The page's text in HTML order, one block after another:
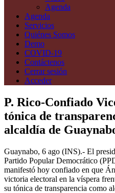
Agenda
Agenda
Servicios
Quiénes Somos
Demo
COVID-19
Contáctenos
Cerrar sesión
Acceder
P. Rico-Confiado
tónica de
alcaldía de
Guaynabo, 6 ago (INS).- El
Partido Popular Democrático
manifestó hoy confiado en que
victoria electoral en la víspera
su tónica de transparencia como